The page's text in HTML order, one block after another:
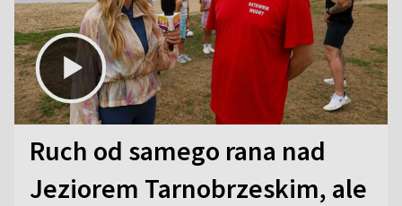
Ruch od samego rana nad
Jeziorem Tarnobrzeskim, ale